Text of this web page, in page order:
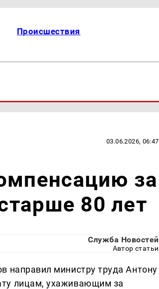
Происшествия
03.06.2026, 06:47
за
80 лет
Служба Новостей
Автор статьи
направил министру труда Антону
лицам, ухаживающим за